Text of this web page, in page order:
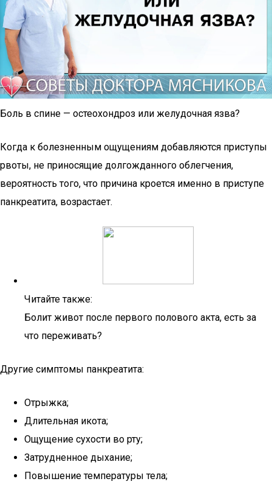
Боль в спине — остеохондроз или желудочная язва?
Когда к болезненным ощущениям добавляются приступы
рвоты, не приносящие долгожданного облегчения,
вероятность того, что причина кроется именно в приступе
панкреатита, возрастает.
Читайте также:
Болит живот после первого полового акта, есть за
что переживать?
Другие симптомы панкреатита:
Отрыжка;
Длительная икота;
Ощущение сухости во рту;
Затрудненное дыхание;
Повышение температуры тела;